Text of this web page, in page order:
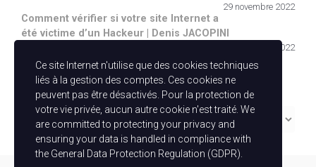
29 novembre 2022
Comment vérifier si votre site Internet a
été victime d’un Hackeur | Denis JACOPINI
28 novembre 2022
Catégories
Catégories
Ce site Internet n'utilise que des cookies techniques
liés à la gestion des comptes. Ces cookies ne
peuvent pas être désactivés. Pour la protection de
votre vie privée, aucun autre cookie n'est traité. We
are committed to protecting your privacy and
ensuring your data is handled in compliance with
the General Data Protection Regulation (GDPR)